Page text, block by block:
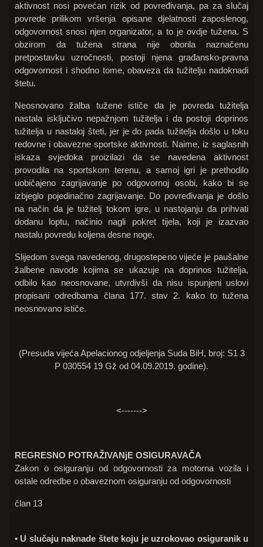
aktivnost nosi povećan rizik od povređivanja, pa za slučaj
povrede prilikom vršenja opisane djelatnosti zaposlenog,
odgovornost snosi njen organizator, a to je ovdje tužena. S
obzirom da tužena strana nije oborila naznačenu
pretpostavku uzročnosti, postoji njena građansko-pravna
odgovornost i shodno tome, obaveza da tužitelju nadoknadi
štetu.
Neosnovano žalba tužene ističe da je povreda tužitelja
nastala isključivo nepažnjom tužitelja i da postoji doprinos
tužitelja u nastaloj šteti, jer je do pada tužitelja došlo u toku
redovne i obavezne sportske aktivnosti. Naime, iz saglasnih
iskaza svjedoka proizilazi da se navedena aktivnost
provodila na sportskom terenu, a samoj igri je prethodilo
uobičajeno zagrijavanje po odgovornoj osobi, kako bi se
izbjeglo pojedinačno zagrijavanje. Do povređivanja je došlo
na način da je tužitelj tokom igre, u nastojanju da prihvati
dodanu loptu, načinio nagli pokret tijela, koji je izazvao
nastalu povredu koljena desne noge.
Slijedom svega navedenog, drugostepeno vijeće je paušalne
žalbene navode kojima se ukazuje na doprinos tužitelja,
odbilo kao neosnovane, utvrdivši da nisu ispunjeni uslovi
propisani odredbama člana 177. stav 2. kako to tužena
neosnovano ističe.
(Presuda vijeća Apelacionog odjeljenja Suda BiH, broj: S1 3
P 030554 19 Gž od 04.09.2019. godine).
<------->
REGRESNO POTRAŽIVANjE OSIGURAVAČA
Zakon o osiguranju od odgovornosti za motorna vozila i
ostale odredbe o obaveznom osiguranju od odgovornosti
član 13
• U slučaju naknade štete koju je uzrokovao osiguranik u